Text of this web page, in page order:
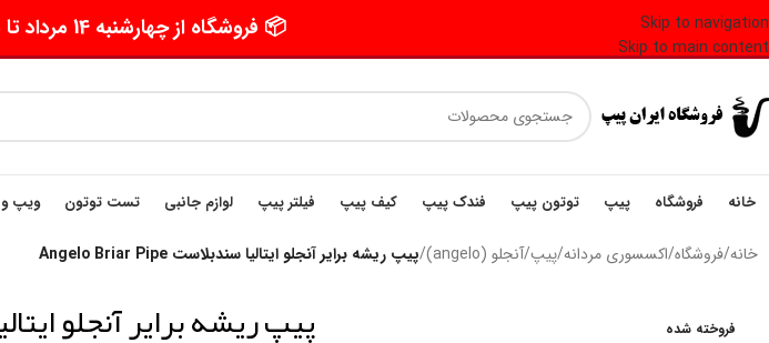
Skip to navigation
Skip to main content
📦 فروشگاه از چهارشنبه 14 مرداد تا شنبه 17 مرداد تعطیل است 🛵
خانه فروشگاه پیپ توتون پیپ فندک پیپ کیف پیپ فیلتر پیپ لوازم جانبی تست توتون ویپ و
خانه/فروشگاه/اکسسوری مردانه/پیپ/آنجلو (angelo) /پیپ ریشه برایر آنجلو ایتالیا سندبلاست Angelo Briar Pipe
فروخته شده